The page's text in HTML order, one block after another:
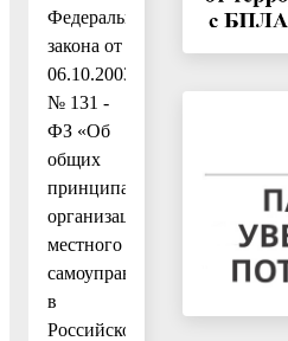
Федерального
закона от
06.10.2003
№ 131 -
ФЗ «Об
общих
принципах
организации
местного
самоуправления
в
Российской